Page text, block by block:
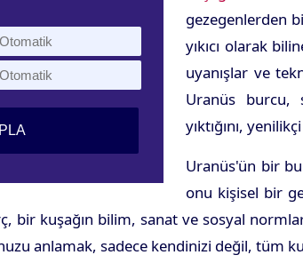
gezegenlerden
yıkıcı olarak
uyanışlar ve
Uranüs burcu,
yıktığını,
Uranüs'ün bir
onu kişisel bir
bir kuşağın bilim, sanat ve sosyal
anlamak, sadece kendinizi değil, tüm